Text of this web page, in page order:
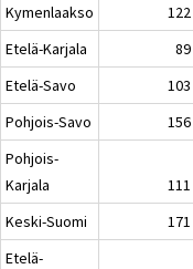
Kymenlaakso
Etelä-Karjala
Etelä-Savo
Pohjois-Savo
Pohjois-
Karjala
Keski-Suomi
Etelä-